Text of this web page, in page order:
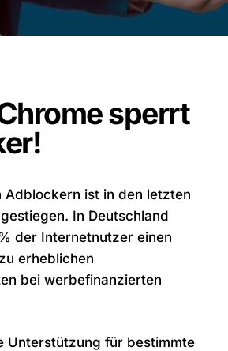
sperrt
Adblockern ist in den letzten
In Deutschland
der Internetnutzer einen
erheblichen
bei werbefinanzierten
Unterstützung für bestimmte